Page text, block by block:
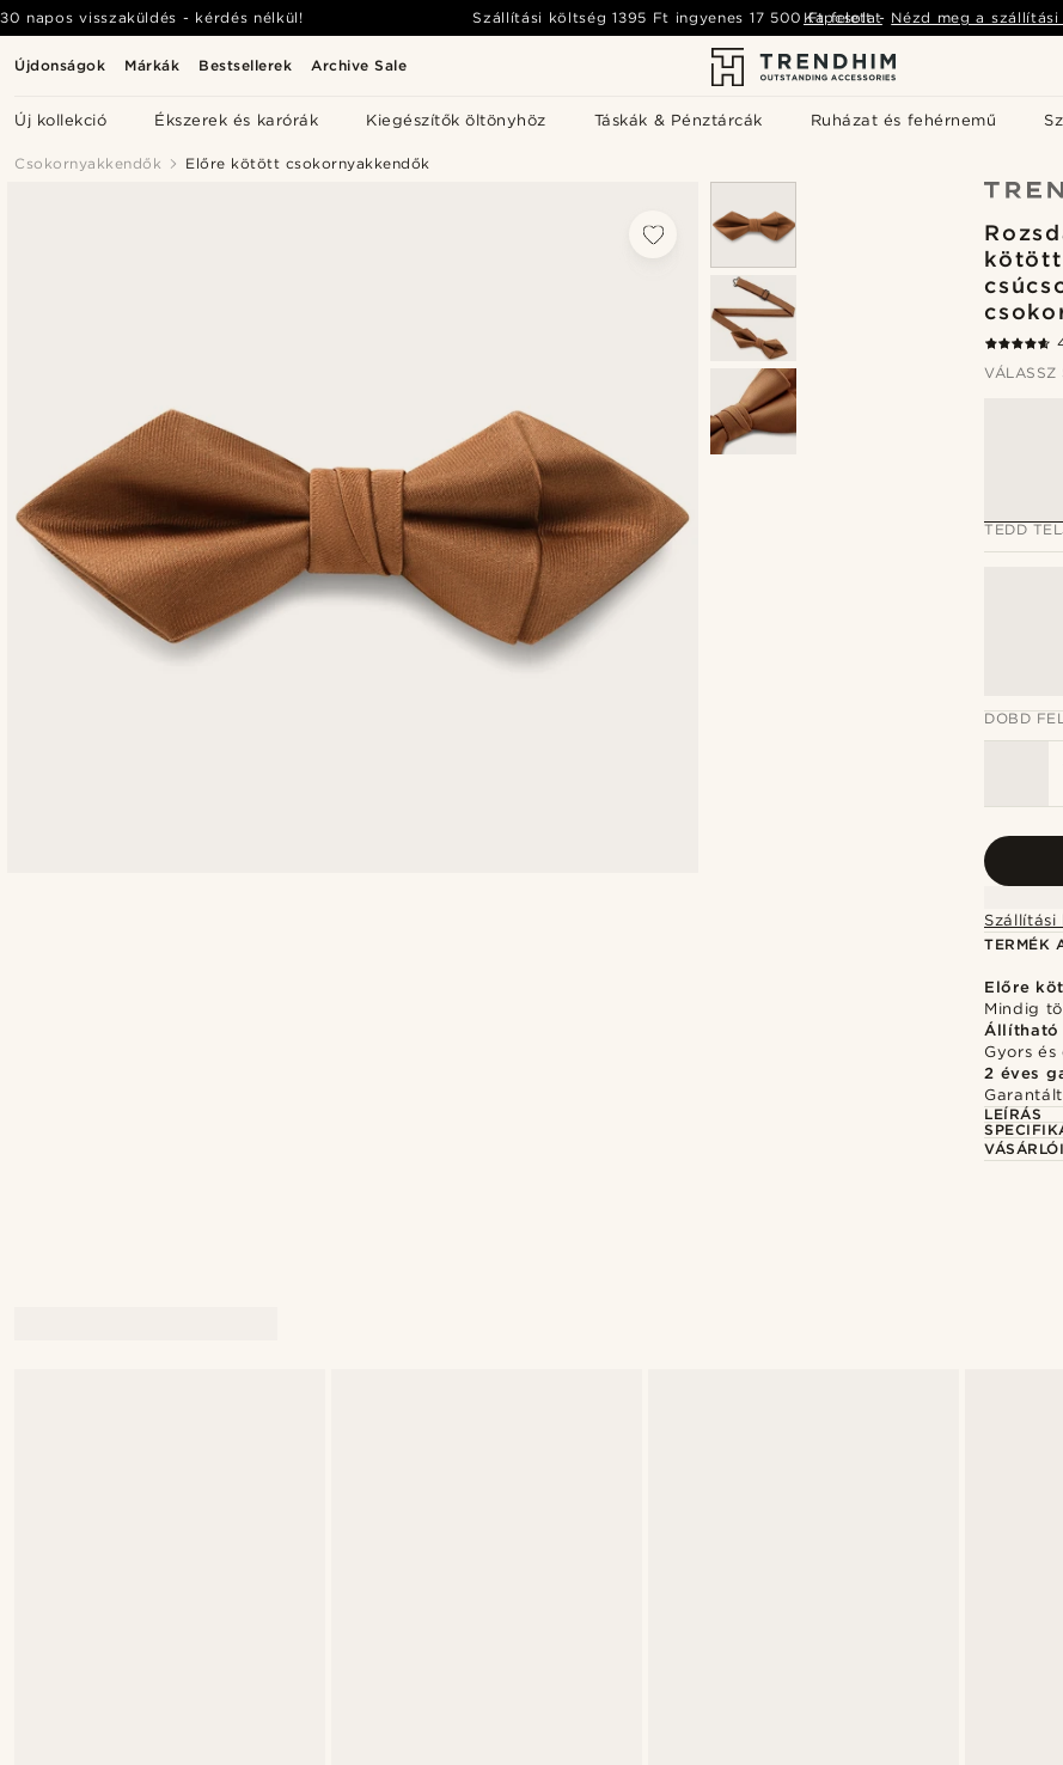
Újdonságok Márkák Bestsellerek Archive Sale
Új kollekció Ékszerek és karórák Kiegészítők öltönyhöz Táskák & Pénztárcák Ruházat és fehérnemű
30 napos visszaküldés - kérdés nélkül! Szállítási költség1395 Ft ingyenes 17 500 Ft felett- Nézd meg a
Kapcsolat
Csokornyakkendők Előre kötött csokornyakkendők
kötött
VÁLASSZ
TEDD
DOBD
TERMÉK
Előre
Mindig
Állítható
Gyors
2 éves
LEÍRÁS